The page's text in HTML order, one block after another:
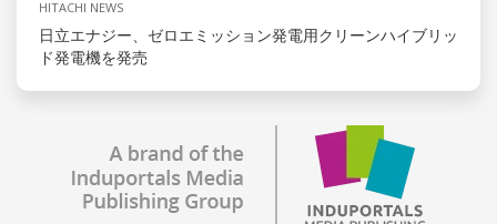
HITACHI NEWS
日立エナジー、ゼロエミッション発電用クリーンハイブリッ
ド発電機を発売